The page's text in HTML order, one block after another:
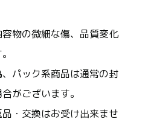
物の微細な傷、品質変化
パック系商品は通常の封
がございます。
・交換はお受け出来ませ